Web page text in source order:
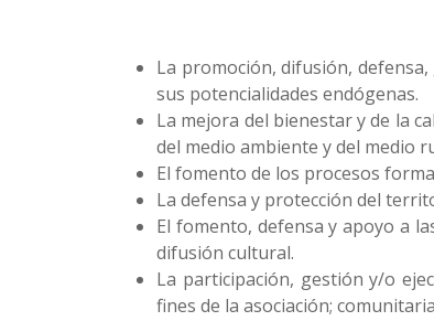
La promoción, difusión,
sus potencialidades endógenas.
La mejora del bienestar y de la
del medio ambiente y del medio
El fomento de los procesos
La defensa y protección del
El fomento, defensa y apoyo a
difusión cultural.
La participación, gestión y/o
fines de la asociación;